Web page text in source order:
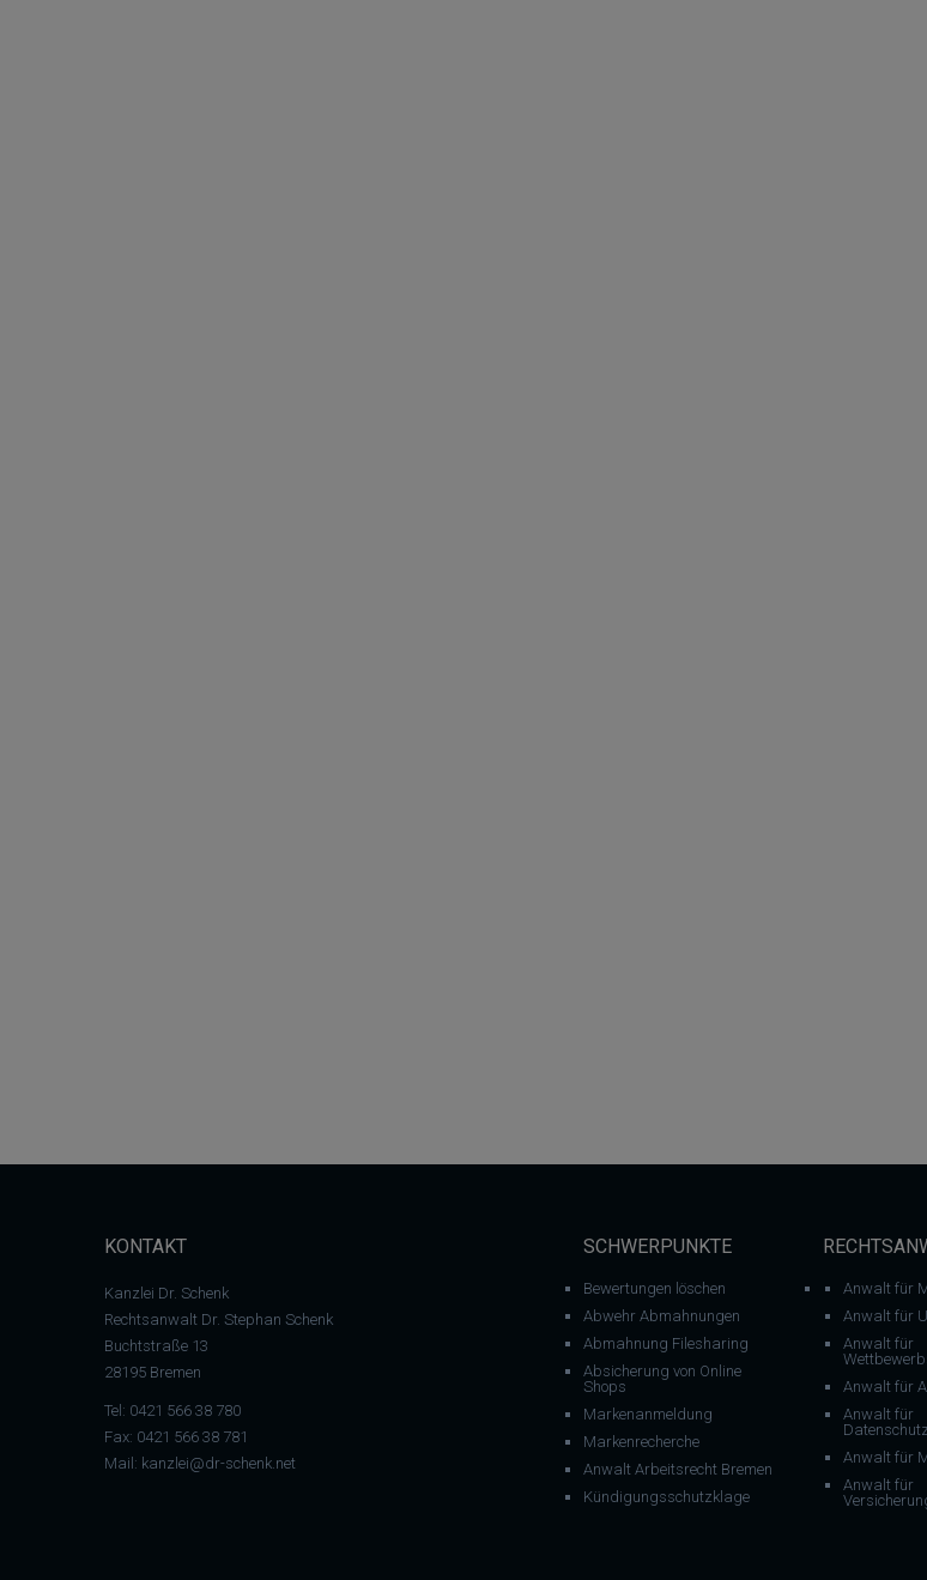
KONTAKT
Kanzlei Dr. Schenk
Rechtsanwalt Dr. Stephan Schenk
Buchtstraße 13
28195 Bremen
Tel: 0421 566 38 780
Fax: 0421 566 38 781
Mail: kanzlei@dr-schenk.net
SCHWERPUNKTE
Bewertungen löschen
Abwehr Abmahnungen
Abmahnung Filesharing
Absicherung von Online
Shops
Markenanmeldung
Markenrecherche
Anwalt Arbeitsrecht Bremen
Kündigungsschutzklage
Anwalt für
Anwalt für
Anwalt für
Anwalt für
Anwalt für
Anwalt für
Anwalt für